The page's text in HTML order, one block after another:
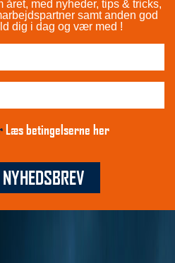
året, med nyheder, tips & tricks,
samt anden god
dig i dag og vær med !
Læs betingelserne her